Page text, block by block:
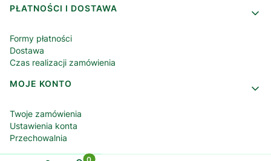
PŁATNOŚCI I DOSTAWA
Formy płatności
Dostawa
Czas realizacji zamówienia
MOJE KONTO
Twoje zamówienia
Ustawienia konta
Przechowalnia